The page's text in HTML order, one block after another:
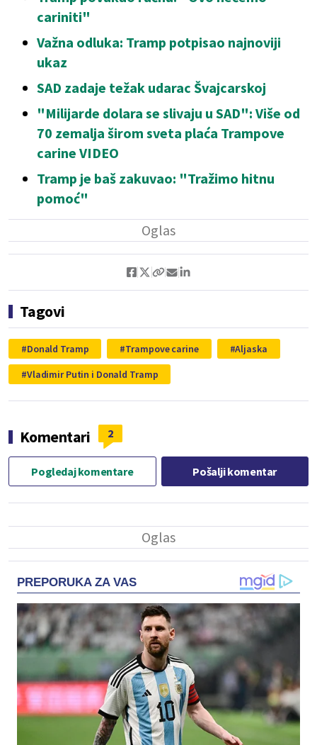
cariniti"
Važna odluka: Tramp potpisao najnoviji
ukaz
SAD zadaje težak udarac Švajcarskoj
"Milijarde dolara se slivaju u SAD": Više od
70 zemalja širom sveta plaća Trampove
carine VIDEO
Tramp je baš zakuvao: "Tražimo hitnu
pomoć"
Tagovi
Donald Tramp Trampove carine
Aljaska
Vladimir Putin i Donald Tramp
Komentari 2
Pogledaj komentare Pošalji komentar
PREPORUKA ZA VAS